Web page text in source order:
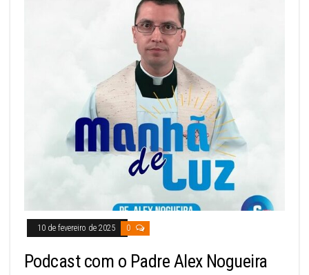
10 de fevereiro de 2025 0
Podcast com o Padre Alex Nogueira